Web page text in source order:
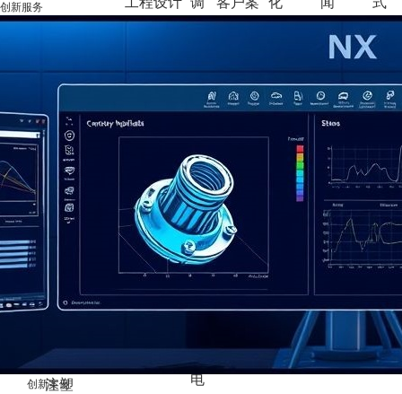
创新服务
首
设
无尘车 技术及应
模具制造 产
和
类
车
传
感
器
类
消
类
电
创新案
例
关于晶
发展历
质
新闻中
心
产品动
态
动
联
们
在
言
聘
设备
无尘
车间
设计
注塑
创新案例